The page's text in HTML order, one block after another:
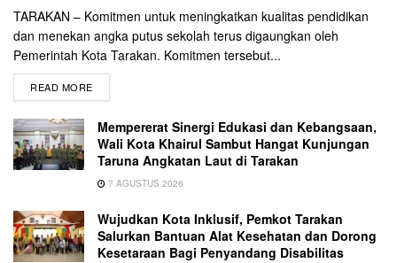
TARAKAN – Komitmen untuk meningkatkan kualitas pendidikan
dan menekan angka putus sekolah terus digaungkan oleh
Pemerintah Kota Tarakan. Komitmen tersebut...
READ MORE
Mempererat Sinergi Edukasi dan Kebangsaan,
Wali Kota Khairul Sambut Hangat Kunjungan
Taruna Angkatan Laut di Tarakan
7 AGUSTUS 2026
Wujudkan Kota Inklusif, Pemkot Tarakan
Salurkan Bantuan Alat Kesehatan dan Dorong
Kesetaraan Bagi Penyandang Disabilitas